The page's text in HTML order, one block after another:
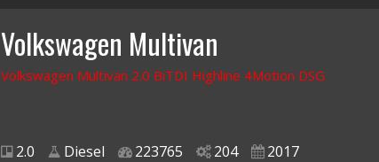
Volkswagen Multivan
Volkswagen Multivan 2.0 BiTDI Highline 4Motion DSG
2.0 Diesel 223765 204 2017